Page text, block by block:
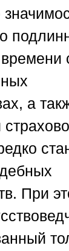
а
При